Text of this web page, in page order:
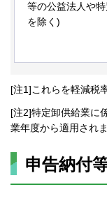
等の公益法人や特
を除く)
[注1]これらを軽減税
[注2]特定卸供給業に
業年度から適用されま
申告納付